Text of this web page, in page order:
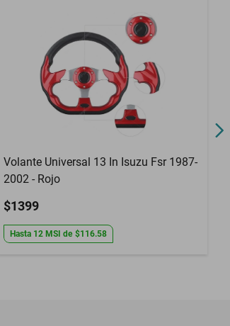
Volante Universal 13 In Isuzu Fsr 1987-
2002 - Rojo
$1399
Hasta 12 MSI de $116.58